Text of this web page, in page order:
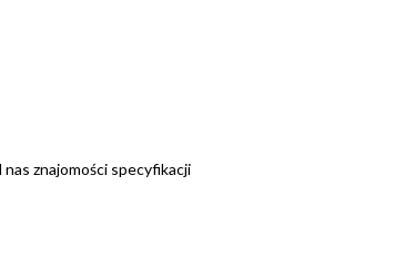
znajomości specyfikacji